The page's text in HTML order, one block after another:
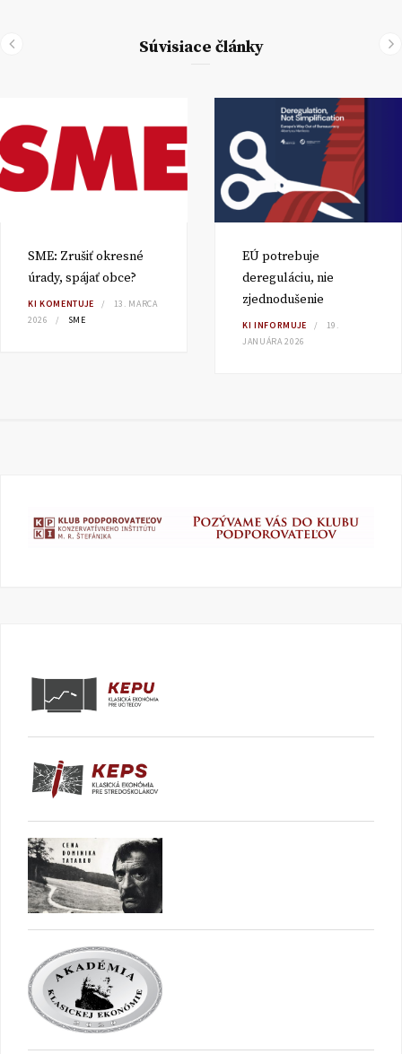
Súvisiace články
SME: Zrušiť okresné
úrady, spájať obce?
KI KOMENTUJE
13. MARCA
2026
SME
EÚ potrebuje
dereguláciu, nie
zjednodušenie
KI INFORMUJE
19.
JANUÁRA 2026